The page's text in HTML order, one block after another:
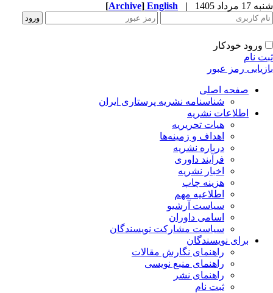
مرداد 1405 |
English
[Archive]
ورود خودکار
نام
رمز عبور
صفحه اصلی
شناسنامه نشریه پرستاری ایران
اطلاعات نشریه
هیات تحریریه
اهداف و زمینه‌ها
درباره نشریه
فرآیند داوری
اخبار نشریه
هزینه چاپ
اطلاعیه مهم
سیاست آرشیو
اسامی داوران
سیاست مشارکت نویسندگان
برای نویسندگان
راهنمای نگارش مقالات
راهنمای منبع نویسی
راهنمای نشر
ثبت نام